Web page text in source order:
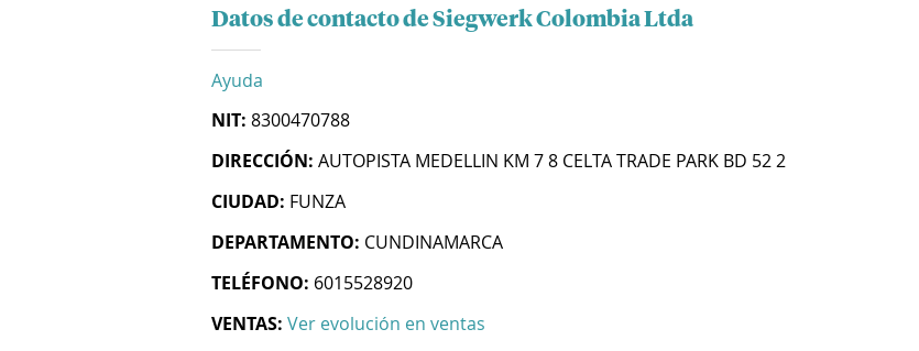
Datos de contacto de Siegwerk Colombia Ltda
Ayuda
NIT: 8300470788
DIRECCIÓN: AUTOPISTA MEDELLIN KM 7 8 CELTA TRADE PARK BD 52 2
CIUDAD: FUNZA
DEPARTAMENTO: CUNDINAMARCA
TELÉFONO: 6015528920
VENTAS: Ver evolución en ventas